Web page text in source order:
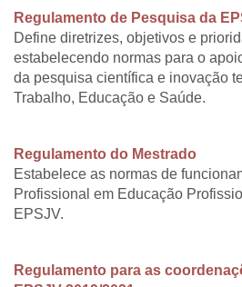
Regulamento de Pesquisa da
Define diretrizes, objetivos e
estabelecendo normas para o
da pesquisa científica e inovação
Trabalho, Educação e Saúde.
Regulamento do Mestrado
Estabelece as normas de
Profissional em Educação
EPSJV.
Regulamento para as